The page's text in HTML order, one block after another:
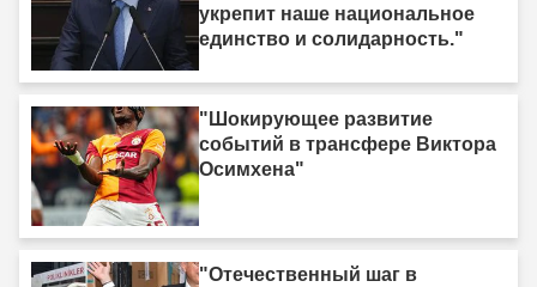
укрепит наше национальное
единство и солидарность."
"Шокирующее развитие
событий в трансфере Виктора
Осимхена"
"Отечественный шаг в